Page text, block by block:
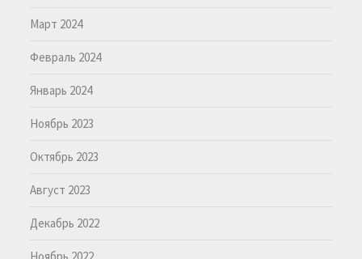
Март 2024
Февраль 2024
Январь 2024
Ноябрь 2023
Октябрь 2023
Август 2023
Декабрь 2022